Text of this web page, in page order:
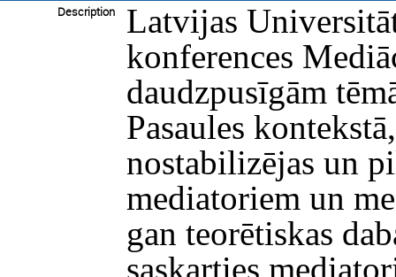
Description
Latvijas
konferences
daudzpusīgām
Pasaules
nostabilizējas un
mediatoriem un
gan teorētiskas
saskarties